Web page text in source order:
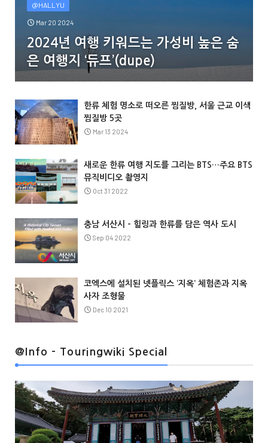
@HALLYU
Mar 20 2024
2024년 여행 키워드는 가성비 높은 숨
은 여행지 ‘듀프’(dupe)
한류 체험 명소로 떠오른 찜질방, 서울 근교 이색
찜질방 5곳
Mar 13 2024
새로운 한류 여행 지도를 그리는 BTS…주요 BTS
뮤직비디오 촬영지
Oct 31 2022
충남 서산시 – 힐링과 한류를 담은 역사 도시
Sep 04 2022
코엑스에 설치된 넷플릭스 ‘지옥’ 체험존과 지옥
사자 조형물
Dec 10 2021
@Info - Touringwiki Special
@Info
@Info